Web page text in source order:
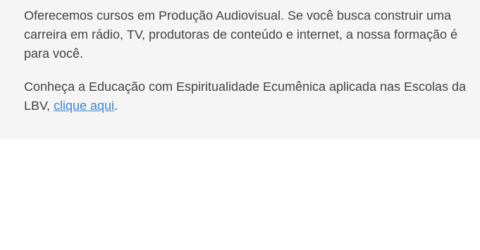
Oferecemos cursos em Produção Audiovisual. Se você busca construir uma
carreira em rádio, TV, produtoras de conteúdo e internet, a nossa formação é
para você.
Conheça a Educação com Espiritualidade Ecumênica aplicada nas Escolas da
LBV, clique aqui.